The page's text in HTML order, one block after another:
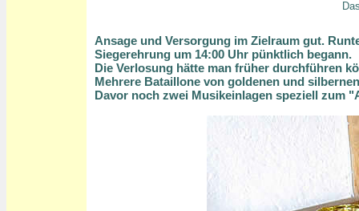
Ansage und Versorgung im Zielraum gut.
Siegerehrung um 14:00 Uhr pünktlich begann.
Die Verlosung hätte man früher durchführen
Mehrere Bataillone von goldenen und
Davor noch zwei Musikeinlagen speziell zum